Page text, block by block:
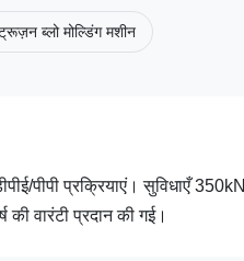
ब्लो मोल्डिंग मशीन
पीपी प्रक्रियाएं। सुविधाएँ 350kN
वारंटी प्रदान की गई।